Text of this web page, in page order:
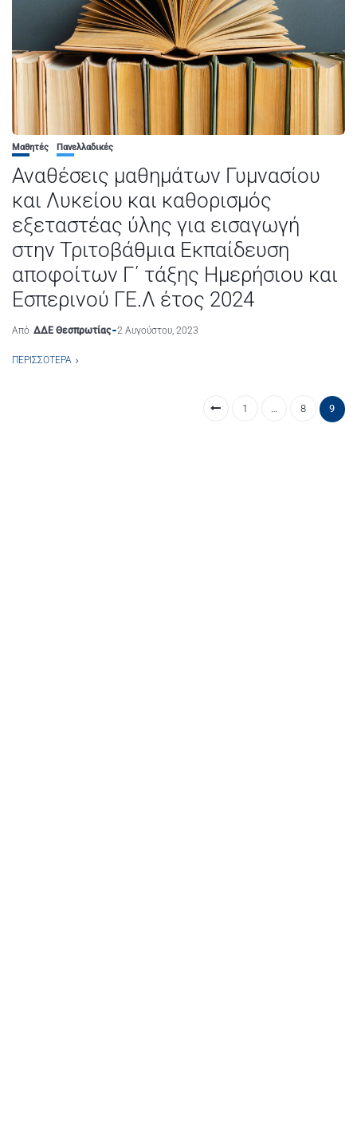
Μαθητές Πανελλαδικές
Αναθέσεις μαθημάτων Γυμνασίου
και Λυκείου και καθορισμός
εξεταστέας ύλης για εισαγωγή
στην Τριτοβάθμια Εκπαίδευση
αποφοίτων Γ΄ τάξης Ημερήσιου και
Εσπερινού ΓΕ.Λ έτος 2024
Από ΔΔΕ Θεσπρωτίας 2 Αυγούστου, 2023
ΠΕΡΙΣΣΌΤΕΡΑ
1 … 8 9